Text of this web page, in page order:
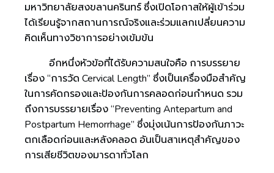
มหาวิทยาลัยสงขลานครินทร์ ซึ่งเปิดโอกาสให้ผู้เข้าร่วม
ได้เรียนรู้จากสถานการณ์จริงและร่วมแลกเปลี่ยนความ
คิดเห็นทางวิชาการอย่างเข้มข้น
อีกหนึ่งหัวข้อที่ได้รับความสนใจคือ การบรรยาย
เรื่อง “การวัด Cervical Length” ซึ่งเป็นเครื่องมือสำคัญ
ในการคัดกรองและป้องกันการคลอดก่อนกำหนด รวม
ถึงการบรรยายเรื่อง “Preventing Antepartum and
Postpartum Hemorrhage” ซึ่งมุ่งเน้นการป้องกันภาวะ
ตกเลือดก่อนและหลังคลอด อันเป็นสาเหตุสำคัญของ
การเสียชีวิตของมารดาทั่วโลก